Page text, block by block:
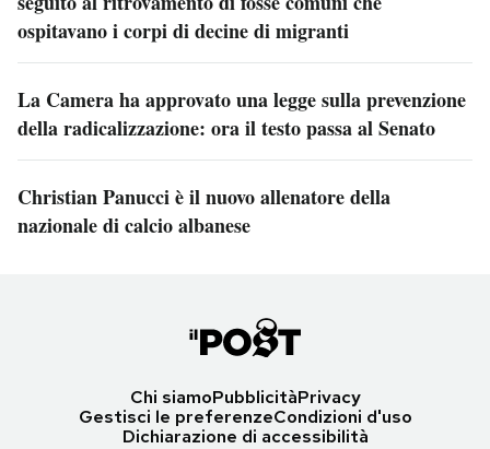
ospitavano i corpi di decine di migranti
La Camera ha approvato una legge sulla prevenzione
della radicalizzazione: ora il testo passa al Senato
Christian Panucci è il nuovo allenatore della
nazionale di calcio albanese
Chi siamoPubblicitàPrivacy
Gestisci le preferenzeCondizioni d'uso
Dichiarazione di accessibilità